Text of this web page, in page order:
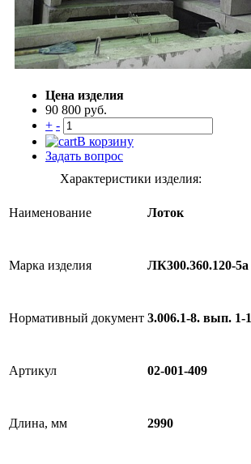
Цена изделия
90 800 руб.
+ -
В корзину
Задать вопрос
Характеристики изделия:
Наименование Лоток
Марка изделия ЛК300.360.120-5а
Нормативный документ 3.006.1-8. вып. 1-1
Артикул 02-001-409
Длина, мм 2990